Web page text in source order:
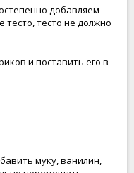
добавляем
тесто не должно
и поставить его в
муку, ванилин,